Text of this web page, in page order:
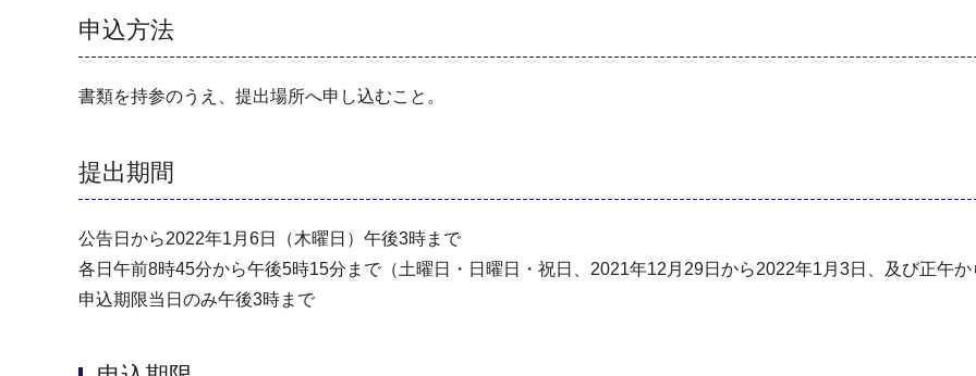
申込方法
書類を持参のうえ、提出場所へ申し込むこと。
提出期間
公告日から2022年1月6日（木曜日）午後3時まで
各日午前8時45分から午後5時15分まで（⼟曜日・⽇曜日・祝⽇、2021年12⽉29⽇から2022年1⽉3⽇、及び正午か
申込期限当日のみ午後3時まで